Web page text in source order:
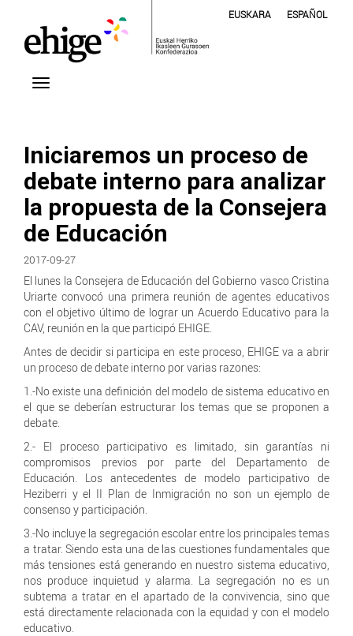
EUSKARA ESPAÑOL
Iniciaremos un proceso de
debate interno para analizar
la propuesta de la Consejera
de Educación
2017-09-27
El lunes la Consejera de Educación del Gobierno vasco Cristina
Uriarte convocó una primera reunión de agentes educativos
con el objetivo último de lograr un Acuerdo Educativo para la
CAV, reunión en la que participó EHIGE.
Antes de decidir si participa en este proceso, EHIGE va a abrir
un proceso de debate interno por varias razones:
1.-No existe una definición del modelo de sistema educativo en
el que se deberían estructurar los temas que se proponen a
debate.
2.- El proceso participativo es limitado, sin garantías ni
compromisos previos por parte del Departamento de
Educación. Los antecedentes de modelo participativo de
Heziberri y el II Plan de Inmigración no son un ejemplo de
consenso y participación.
3.-No incluye la segregación escolar entre los principales temas
a tratar. Siendo esta una de las cuestiones fundamentales que
más tensiones está generando en nuestro sistema educativo,
nos produce inquietud y alarma. La segregación no es un
subtema a tratar en el apartado de la convivencia, sino que
está directamente relacionada con la equidad y con el modelo
educativo.